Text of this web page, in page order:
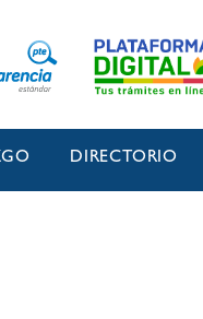
DIRECTORIO